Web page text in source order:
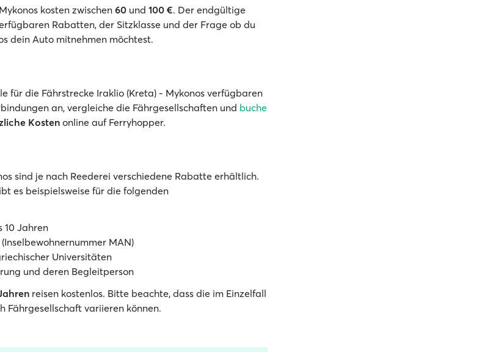
kosten zwischen60 und 100 €. Der endgültige
Rabatten, der Sitzklasse und der Frage ob du
dein Auto mitnehmen möchtest.
für die Fährstrecke Iraklio (Kreta) - Mykonos verfügbaren
an, vergleiche die Fährgesellschaften und buche
Kosten online auf Ferryhopper.
sind je nach Reederei verschiedene Rabatte erhältlich.
es beispielsweise für die folgenden
10 Jahren
MAN)
Universitäten
und deren Begleitperson
reisen kostenlos. Bitte beachte, dass die im Einzelfall
Fährgesellschaft variieren können.